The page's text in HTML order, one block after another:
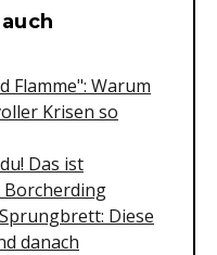
&
Flamme": Warum
Krisen so
Das ist
Borcherding
Diese
danach